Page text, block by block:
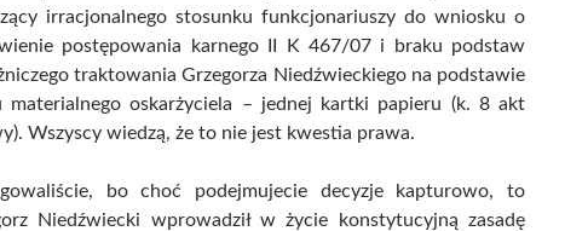
irracjonalnego stosunku funkcjonariuszy do wniosku o
postępowania karnego II K 467/07 i braku podstaw
traktowania Grzegorza Niedźwieckiego na podstawie
materialnego oskarżyciela – jednej kartki papieru (k. 8 akt
Wszyscy wiedzą, że to nie jest kwestia prawa.
bo choć podejmujecie decyzje kapturowo, to
Niedźwiecki wprowadził w życie konstytucyjną zasadę